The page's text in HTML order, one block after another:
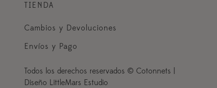
TIENDA
Cambios y Devoluciones
Envíos y Pago
Todos los derechos reservados © Cotonnets |
Diseño LittleMars Estudio